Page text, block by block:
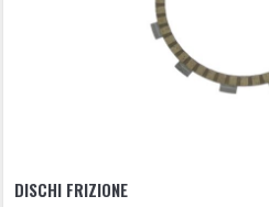
DISCHI FRIZIONE